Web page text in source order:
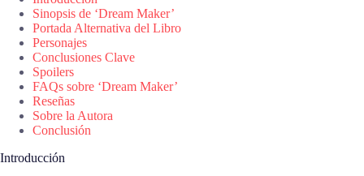
Sinopsis de ‘Dream Maker’
Portada Alternativa del Libro
Personajes
Conclusiones Clave
Spoilers
FAQs sobre ‘Dream Maker’
Reseñas
Sobre la Autora
Conclusión
Introducción